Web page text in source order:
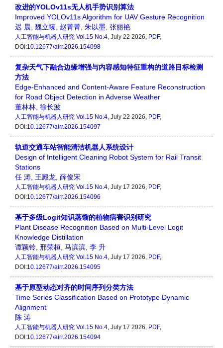
改进的YOLOv11s无人机手势识别算法
Improved YOLOv11s Algorithm for UAV Gesture Recognition
迟 晨 魏立臻 赵菁菁 朱以墨 张丽艳
人工智能与机器人研究 Vol.15 No.4, July 22 2026, PDF,
DOI:10.12677/airr.2026.154098
复杂天气下融合边缘增强与内容感知特征重构的道路目标检测
方法
Edge-Enhanced and Content-Aware Feature Reconstruction
for Road Object Detection in Adverse Weather
董林林 徐长波
人工智能与机器人研究 Vol.15 No.4, July 22 2026, PDF,
DOI:10.12677/airr.2026.154097
轨道交通车站智能清洁机器人系统设计
Design of Intelligent Cleaning Robot System for Rail Transit
Stations
任 涛 王殿龙 薛俊宋
人工智能与机器人研究 Vol.15 No.4, July 17 2026, PDF,
DOI:10.12677/airr.2026.154096
基于多级Logit知识蒸馏的植物病害识别研究
Plant Disease Recognition Based on Multi-Level Logit
Knowledge Distillation
谭颖铃 邢荣桓 马滨滨 李 升
人工智能与机器人研究 Vol.15 No.4, July 17 2026, PDF,
DOI:10.12677/airr.2026.154095
基于原型动态对齐的时间序列分类方法
Time Series Classification Based on Prototype Dynamic
Alignment
陈 涛
人工智能与机器人研究 Vol.15 No.4, July 17 2026, PDF,
DOI:10.12677/airr.2026.154094